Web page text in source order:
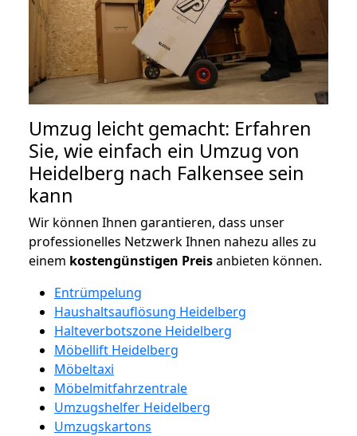
Umzug leicht gemacht: Erfahren
Sie, wie einfach ein Umzug von
Heidelberg nach Falkensee sein
kann
Wir können Ihnen garantieren, dass unser
professionelles Netzwerk Ihnen nahezu alles zu
einem kostengünstigen Preisanbieten können.
Entrümpelung
Haushaltsauflösung Heidelberg
Halteverbotszone Heidelberg
Möbellift Heidelberg
Möbeltaxi
Möbelmitfahrzentrale
Umzugshelfer Heidelberg
Umzugskartons